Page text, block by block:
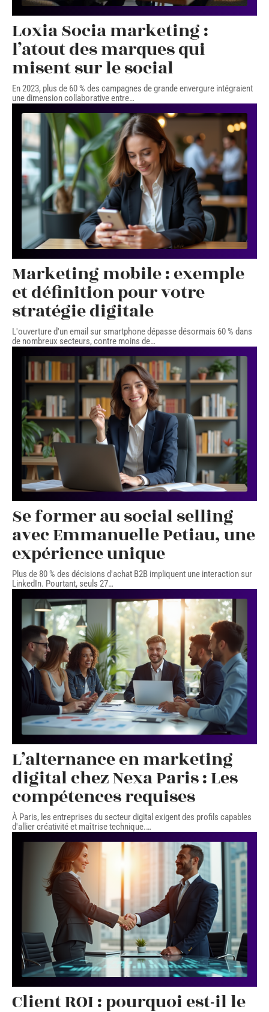
Loxia Socia marketing :
l’atout des marques qui
misent sur le social
En 2023, plus de 60 % des campagnes de grande envergure intégraient
une dimension collaborative entre…
Marketing mobile : exemple
et définition pour votre
stratégie digitale
L'ouverture d'un email sur smartphone dépasse désormais 60 % dans
de nombreux secteurs, contre moins de…
Se former au social selling
avec Emmanuelle Petiau, une
expérience unique
Plus de 80 % des décisions d'achat B2B impliquent une interaction sur
LinkedIn. Pourtant, seuls 27…
L’alternance en marketing
digital chez Nexa Paris : Les
compétences requises
À Paris, les entreprises du secteur digital exigent des profils capables
d'allier créativité et maîtrise technique.…
Client ROI : pourquoi est-il le